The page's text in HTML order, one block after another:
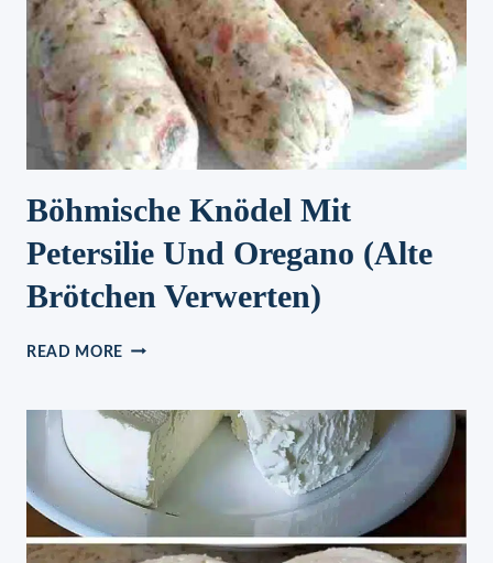
Böhmische Knödel Mit
Petersilie Und Oregano (alte
Brötchen Verwerten)
READ MORE BÖHMISCHE
PETERSILIE
UND
OREGANO
(ALTE
BRÖTCHEN